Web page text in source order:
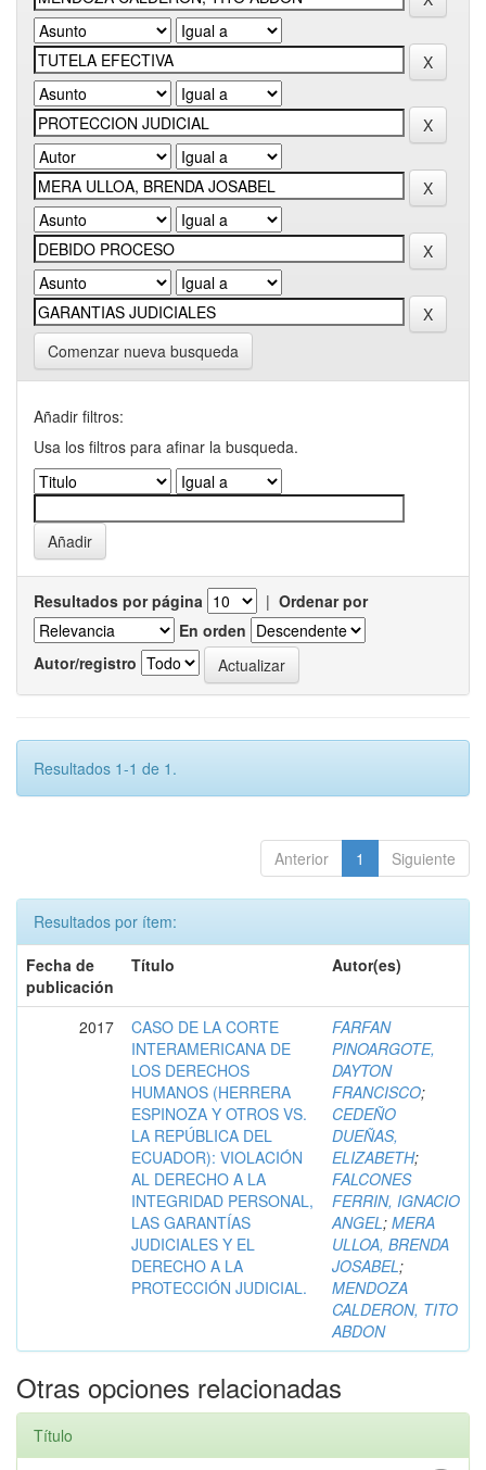
Comenzar nueva busqueda
Añadir filtros:
Usa los filtros para afinar la busqueda.
Resultados por página | Ordenar por
En orden
Autor/registro
Resultados 1-1 de 1.
Anterior 1 Siguiente
Resultados por ítem:
Fecha de
publicación
Título Autor(es)
2017
CASO DE LA CORTE
INTERAMERICANA DE
LOS DERECHOS
HUMANOS (HERRERA
ESPINOZA Y OTROS VS.
LA REPÚBLICA DEL
ECUADOR): VIOLACIÓN
AL DERECHO A LA
INTEGRIDAD PERSONAL,
LAS GARANTÍAS
JUDICIALES Y EL
DERECHO A LA
PROTECCIÓN JUDICIAL.
FARFAN
PINOARGOTE,
DAYTON
FRANCISCO;
CEDEÑO
DUEÑAS,
ELIZABETH;
FALCONES
FERRIN, IGNACIO
ANGEL; MERA
ULLOA, BRENDA
JOSABEL;
MENDOZA
CALDERON, TITO
ABDON
Otras opciones relacionadas
Título